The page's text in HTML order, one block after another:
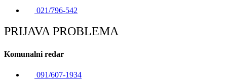
021/796-542
PRIJAVA PROBLEMA
Komunalni redar
091/607-1934